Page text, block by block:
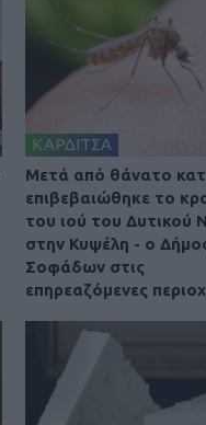
ΚΑΡΔΙΤΣΑ
Μετά από θάνατο
επιβεβαιώθηκε το
του ιού του Δυτικού
στην Κυψέλη - ο
Σοφάδων στις
επηρεαζόμενες